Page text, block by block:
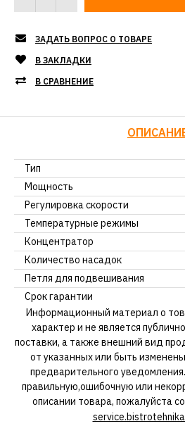
ЗАДАТЬ ВОПРОС О ТОВАРЕ
В ЗАКЛАДКИ
В СРАВНЕНИЕ
Тип
Мощность
Регулировка скорости
Температурные режимы
Концентратор
Количество насадок
Петля для подвешивания
Срок гарантии
Информационный материал о
характер и не является
поставки, а также внешний вид
от указанных или быть
предварительного
правильную,ошибочную или
описании товара, пожалуйста